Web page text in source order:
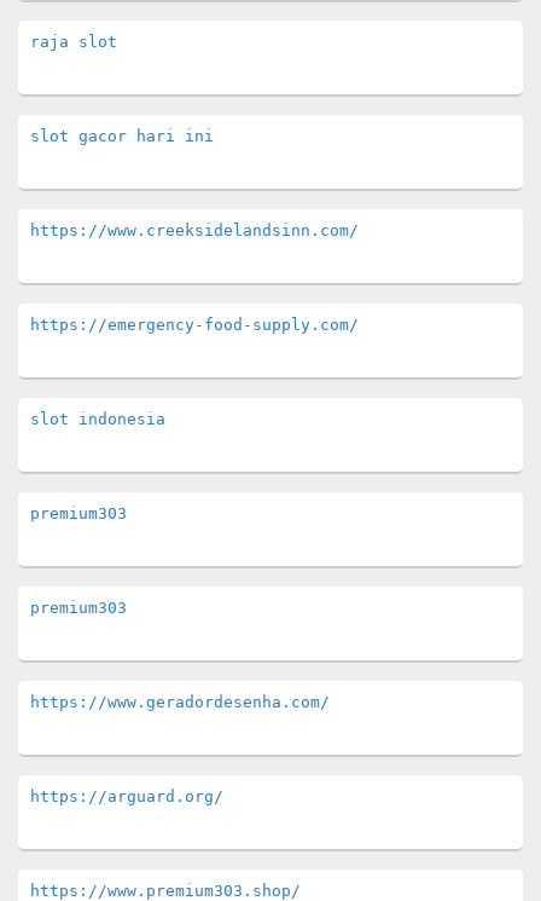
raja slot
slot gacor hari ini
https://www.creeksidelandsinn.com/
https://emergency-food-supply.com/
slot indonesia
premium303
premium303
https://www.geradordesenha.com/
https://arguard.org/
https://www.premium303.shop/